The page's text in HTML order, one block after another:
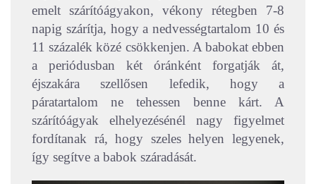
emelt szárítóágyakon, vékony rétegben 7-8
napig szárítja, hogy a nedvességtartalom 10 és
11 százalék közé csökkenjen. A babokat ebben
a periódusban két óránként forgatják át,
éjszakára szellősen lefedik, hogy a
páratartalom ne tehessen benne kárt. A
szárítóágyak elhelyezésénél nagy figyelmet
fordítanak rá, hogy szeles helyen legyenek,
így segítve a babok száradását.